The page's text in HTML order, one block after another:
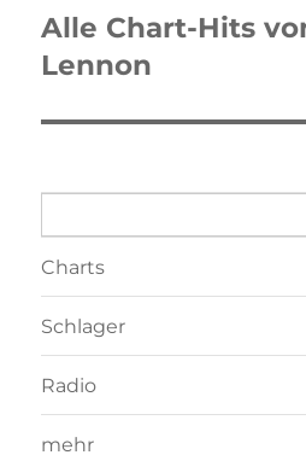
Nächster
Beitrag:
Alle Chart-Hits
Lennon
Search
Charts
Schlager
Radio
mehr